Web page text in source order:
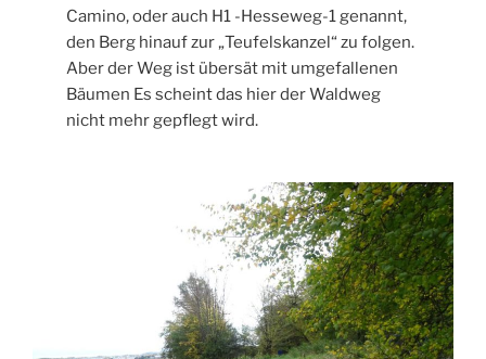
Camino, oder auch H1 -Hesseweg-1 genannt,
den Berg hinauf zur „Teufelskanzel“ zu folgen.
Aber der Weg ist übersät mit umgefallenen
Bäumen Es scheint das hier der Waldweg
nicht mehr gepflegt wird.